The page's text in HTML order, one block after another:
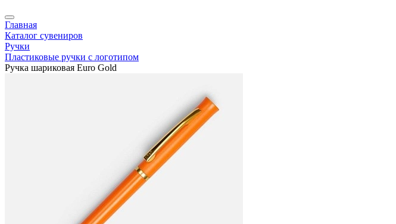
Главная
Каталог сувениров
Ручки
Пластиковые ручки с логотипом
Ручка шариковая Euro Gold